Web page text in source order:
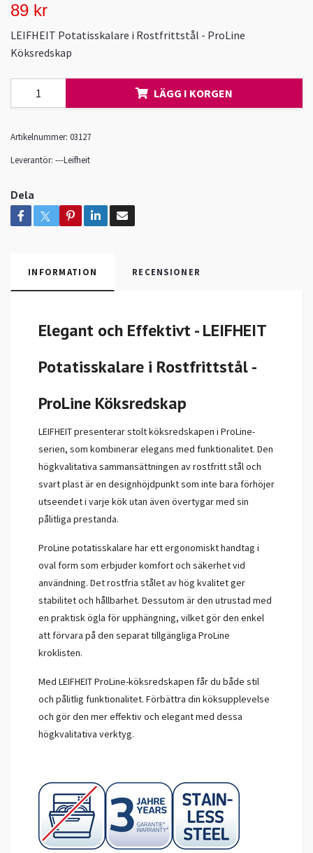
89 kr
LEIFHEIT Potatisskalare i Rostfrittstål - ProLine
Köksredskap
LÄGG I KORGEN
Artikelnummer: 03127
Leverantör: ---Leifheit
Dela
INFORMATION RECENSIONER
Elegant och Effektivt - LEIFHEIT
Potatisskalare i Rostfrittstål -
ProLine Köksredskap
LEIFHEIT presenterar stolt köksredskapen i ProLine-
serien, som kombinerar elegans med funktionalitet. Den
högkvalitativa sammansättningen av rostfritt stål och
svart plast är en designhöjdpunkt som inte bara förhöjer
utseendet i varje kök utan även övertygar med sin
pålitliga prestanda.
ProLine potatisskalare har ett ergonomiskt handtag i
oval form som erbjuder komfort och säkerhet vid
användning. Det rostfria stålet av hög kvalitet ger
stabilitet och hållbarhet. Dessutom är den utrustad med
en praktisk ögla för upphängning, vilket gör den enkel
att förvara på den separat tillgängliga ProLine
kroklisten.
Med LEIFHEIT ProLine-köksredskapen får du både stil
och pålitlig funktionalitet. Förbättra din köksupplevelse
och gör den mer effektiv och elegant med dessa
högkvalitativa verktyg.